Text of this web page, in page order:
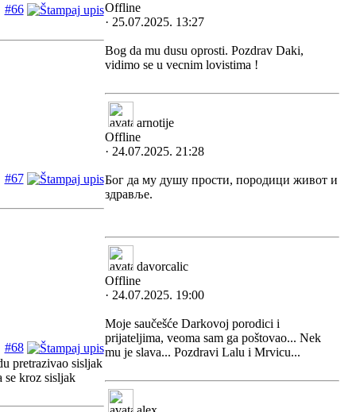
#66
#67
#68
pretrazivao sisljak
se kroz sisljak
Offline
· 25.07.2025. 13:27
Bog da mu dusu oprosti. Pozdrav Daki,
vidimo se u vecnim lovistima !
arnotije
Offline
· 24.07.2025. 21:28
Бог да му душу прости, породици живот и
здравље.
davorcalic
Offline
· 24.07.2025. 19:00
Moje saučešće Darkovoj porodici i
prijateljima, veoma sam ga poštovao... Nek
mu je slava... Pozdravi Lalu i Mrvicu...